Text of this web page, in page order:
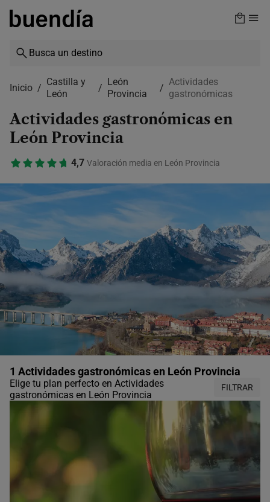
Skip
content
Inicio
Castilla y
León
León
Provincia
Actividades
gastronómicas
Actividades gastronómicas en
León Provincia
4,7 Valoración media en León Provincia
1 Actividades gastronómicas en León Provincia
Elige tu plan perfecto en Actividades
gastronómicas en León Provincia
FILTRAR